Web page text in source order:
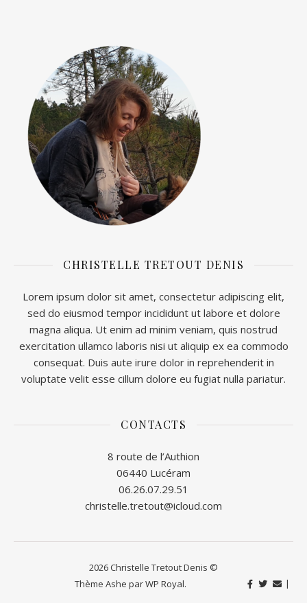
CHRISTELLE TRETOUT DENIS
Lorem ipsum dolor sit amet, consectetur adipiscing elit,
sed do eiusmod tempor incididunt ut labore et dolore
magna aliqua. Ut enim ad minim veniam, quis nostrud
exercitation ullamco laboris nisi ut aliquip ex ea commodo
consequat. Duis aute irure dolor in reprehenderit in
voluptate velit esse cillum dolore eu fugiat nulla pariatur.
CONTACTS
8 route de l’Authion
06440 Lucéram
06.26.07.29.51
christelle.tretout@icloud.com
2026 Christelle Tretout Denis ©
Thème Ashe parWP Royal.